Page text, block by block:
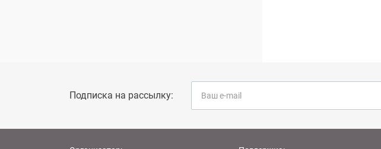
Подписка на рассылку: